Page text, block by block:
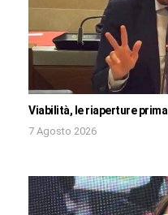
Viabilità, le riaperture
7 Agosto 2026